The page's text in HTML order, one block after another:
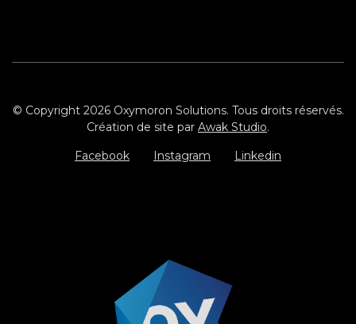
© Copyright 2026 Oxymoron Solutions. Tous droits réservés.
Création de site par Awak Studio.
Facebook
Instagram Linkedin